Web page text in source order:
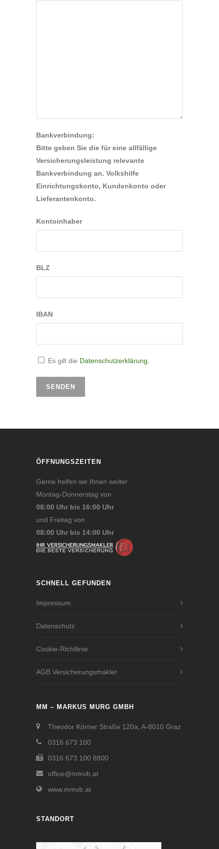
Bankverbindung:
Bitte geben Sie die für eine allfällige
Versicherungsleistung relevante
Bankverbindung an. Volkshilfe
Einrichtungskonto, Kundenkonto oder
Lieferantenkonto.
Kontoinhaber
BLZ
IBAN
Es gilt die Datenschutzerklärung.
ÖFFNUNGSZEITEN
Gerne helfen wir Ihnen weiter
Montag-Donnerstag von
08:00 Uhr bis 16:00 Uhr
und Freitag von
08:00 Uhr bis 14:00 Uhr
SCHNELL GEFUNDEN
Impressum
Datenschutz
Cookie-Richtlinie
AGB Versicherungsmakler
MM – MARKUS MURG GMBH
Theodor Körner Straße 120a, A-8010 Graz
0316 673 100
0316 673 100 8800
office@mmvb.at
www.mmvb.at
STANDORT